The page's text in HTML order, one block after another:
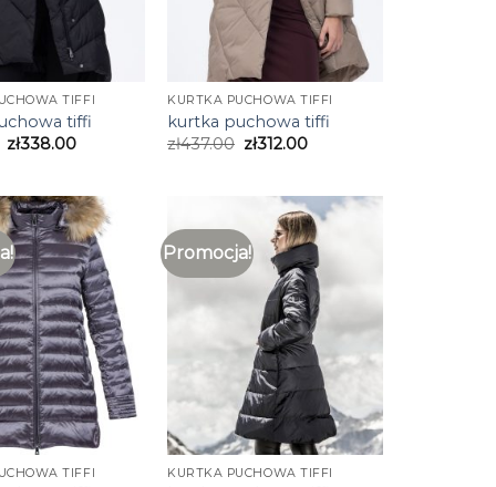
TIFFI
tiffi
zł338.00
KURTKA PUCHOWA TIFFI
kurtka puchowa tiffi
zł437.00 zł312.00
TIFFI
Promocja!
KURTKA PUCHOWA TIFFI